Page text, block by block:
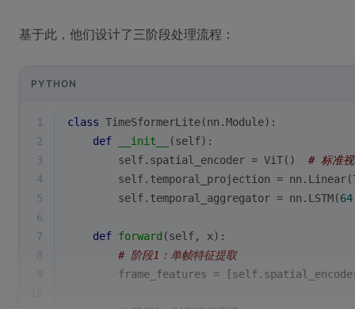
基于此，他们设计了三阶段处理流程：
PYTHON
1 class TimeSformerLite(nn.Module):
2
def __init__ (self):
3
        self.spatial_encoder = ViT()
# 标准
4
        self.temporal_projection = nn.Linear(
5
        self.temporal_aggregator = nn.LSTM(
64
6
7
def forward (self, x):
8
# 阶段1：单帧特征提取
frame_features =